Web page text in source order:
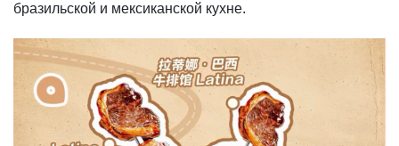
бразильской и мексиканской кухне.